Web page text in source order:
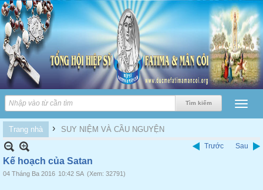
Trang nhà › SUY NIỆM VÀ CẦU NGUYỆN
Trước Sau
Kế hoạch của Satan
04 Tháng Ba 2016 10:42 SA (Xem: 32791)